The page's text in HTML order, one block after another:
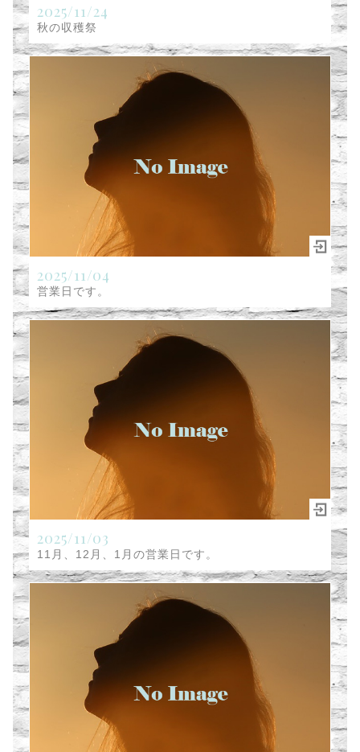
2025/11/24
秋の収穫祭
2025/11/04
営業日です。
2025/11/03
11月、12月、1月の営業日です。